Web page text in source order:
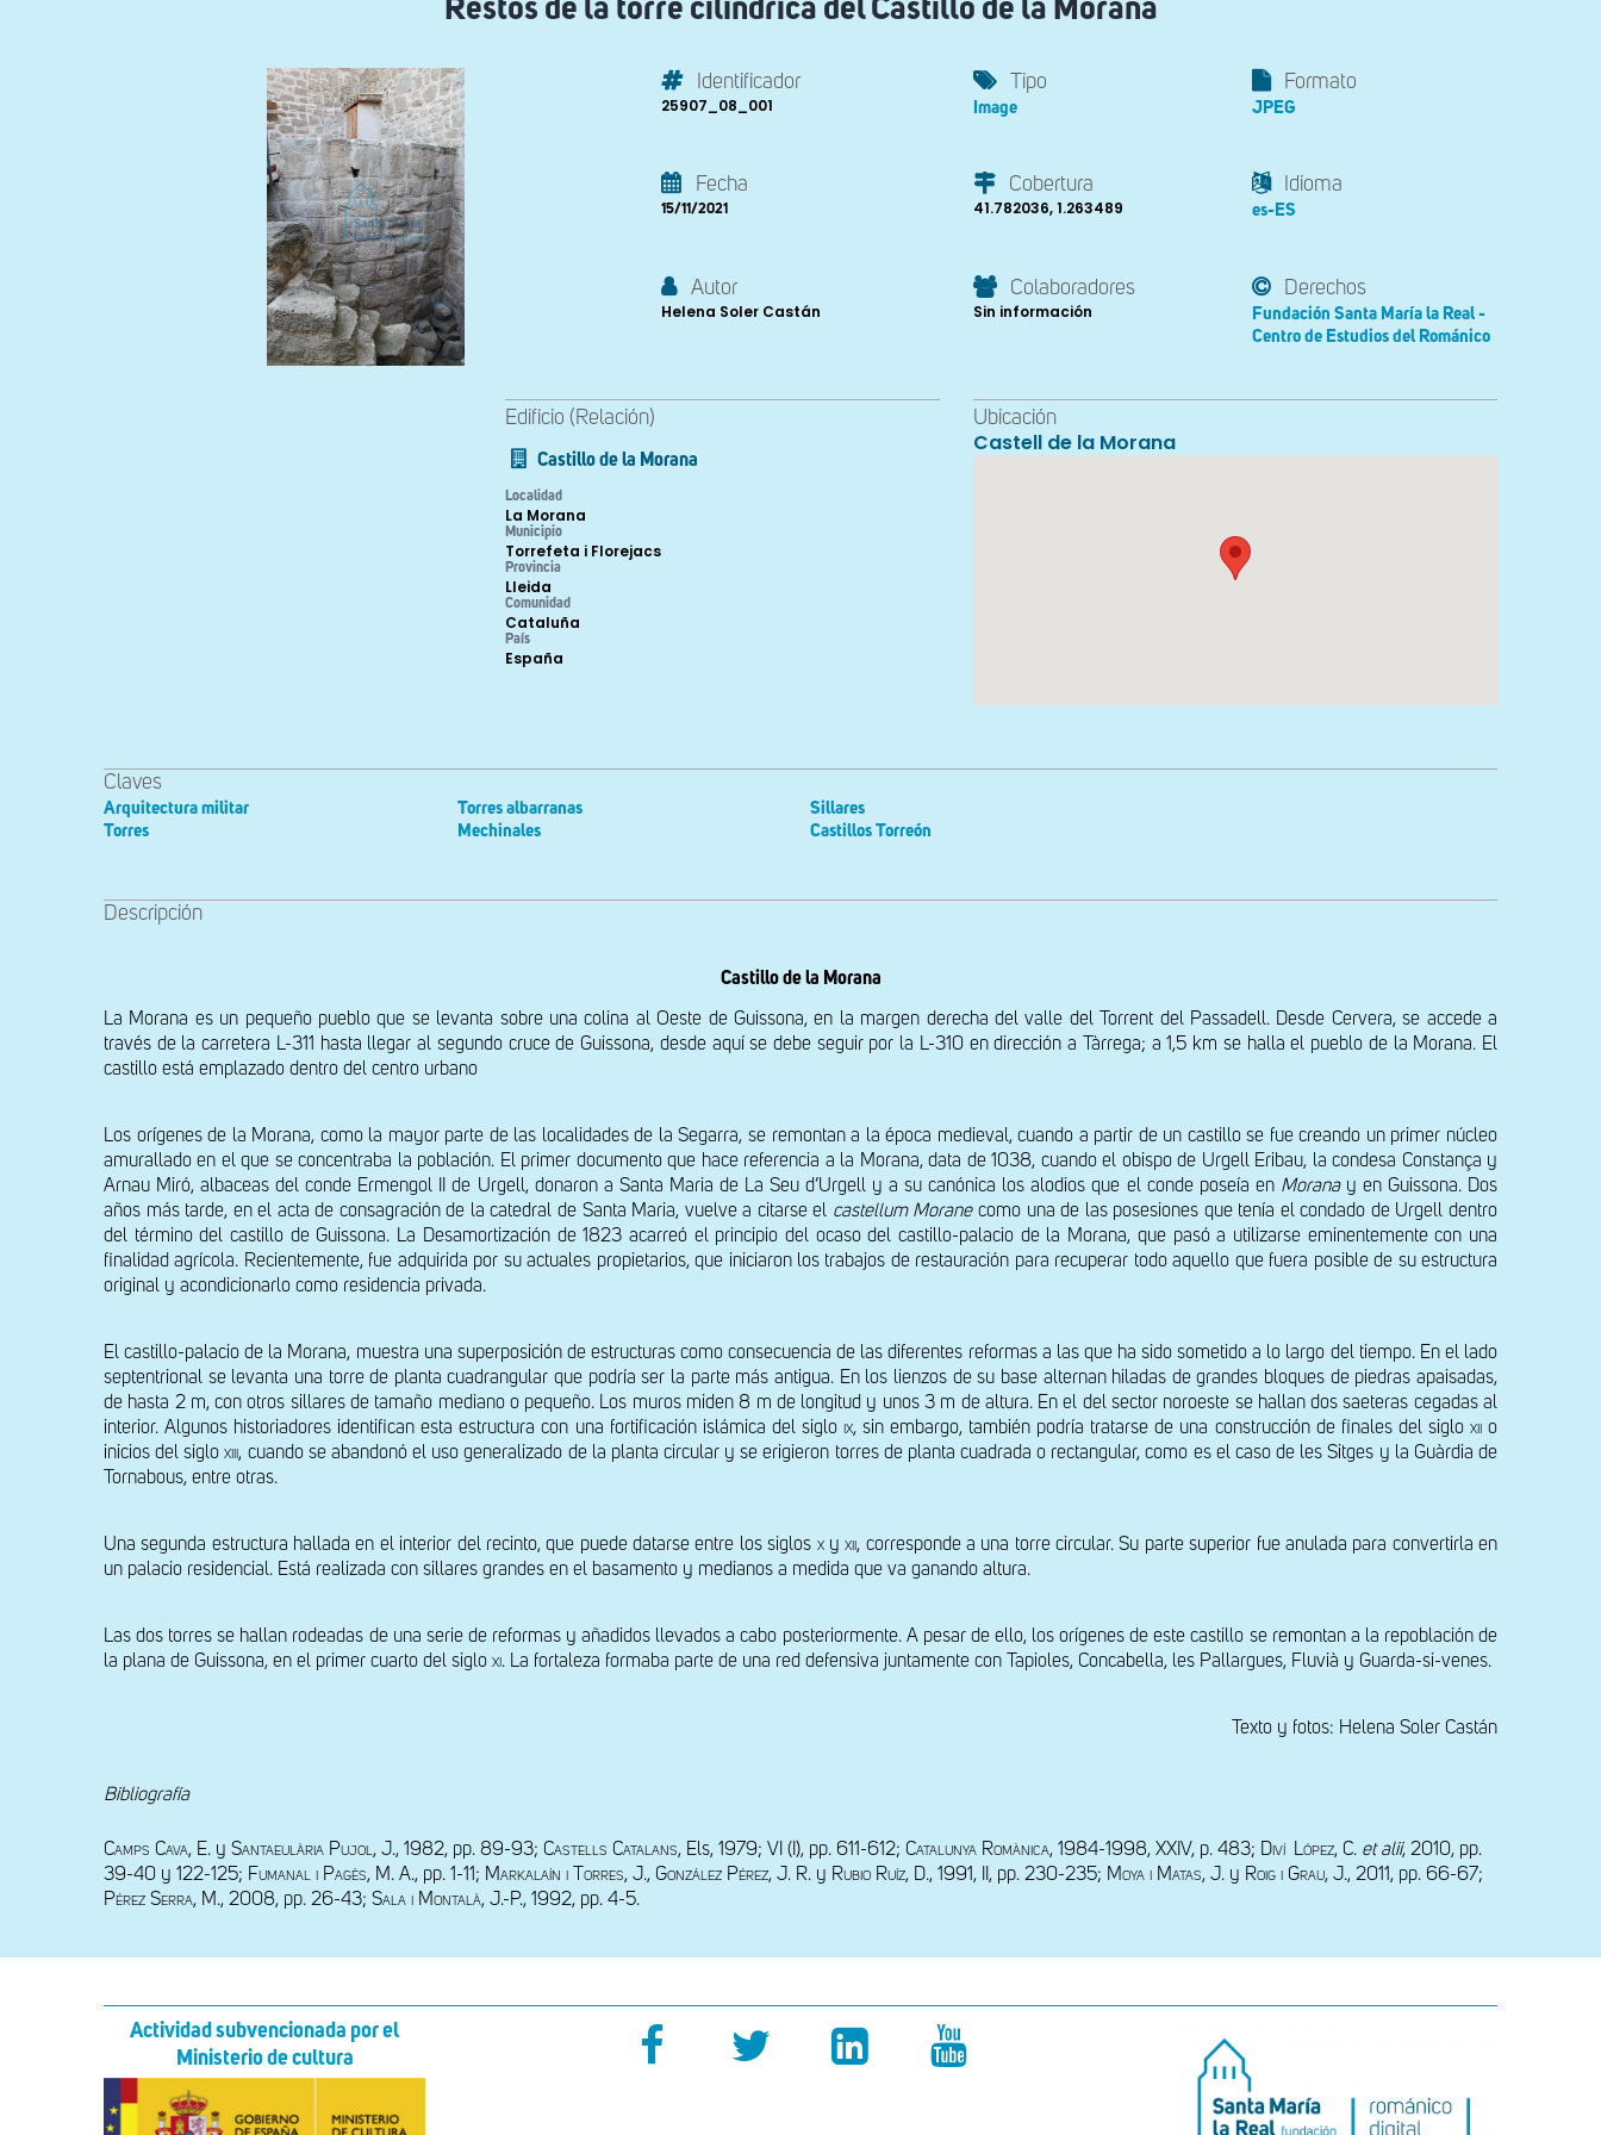
Restos de la torre cilíndrica del Castillo de la Morana
Identificador
25907_08_001
Tipo
Image
Formato
JPEG
Fecha
15/11/2021
Cobertura
41.782036, 1.263489
Idioma
es-ES
Autor
Helena Soler Castán
Colaboradores
Sin información
Derechos
Fundación Santa María la Real -
Centro de Estudios del Románico
Edificio (Relación)
Castillo de la Morana
Localidad
La Morana
Municipio
Torrefeta i Florejacs
Provincia
Lleida
Comunidad
Cataluña
País
España
Ubicación
Castell de la Morana
Claves
Arquitectura militar
Torres
Torres albarranas
Mechinales
Sillares
Castillos Torreón
Descripción
Castillo de la Morana
La Morana es un pequeño pueblo que se levanta sobre una colina al Oeste de Guissona, en la margen derecha del valle del Torrent del Passadell. Desde Cervera, se accede a
través de la carretera L-311 hasta llegar al segundo cruce de Guissona, desde aquí se debe seguir por la L-310 en dirección a Tàrrega; a 1,5 km se halla el pueblo de la Morana. El
castillo está emplazado dentro del centro urbano
Los orígenes de la Morana, como la mayor parte de las localidades de la Segarra, se remontan a la época medieval, cuando a partir de un castillo se fue creando un primer núcleo
amurallado en el que se concentraba la población. El primer documento que hace referencia a la Morana, data de 1038, cuando el obispo de Urgell Eribau, la condesa Constança y
Arnau Miró, albaceas del conde Ermengol II de Urgell, donaron a Santa Maria de La Seu d’Urgell y a su canónica los alodios que el conde poseía en Morana y en Guissona. Dos
años más tarde, en el acta de consagración de la catedral de Santa Maria, vuelve a citarse el castellum Morane como una de las posesiones que tenía el condado de Urgell dentro
del término del castillo de Guissona. La Desamortización de 1823 acarreó el principio del ocaso del castillo-palacio de la Morana, que pasó a utilizarse eminentemente con una
finalidad agrícola. Recientemente, fue adquirida por su actuales propietarios, que iniciaron los trabajos de restauración para recuperar todo aquello que fuera posible de su estructura
original y acondicionarlo como residencia privada.
El castillo-palacio de la Morana, muestra una superposición de estructuras como consecuencia de las diferentes reformas a las que ha sido sometido a lo largo del tiempo. En el lado
septentrional se levanta una torre de planta cuadrangular que podría ser la parte más antigua. En los lienzos de su base alternan hiladas de grandes bloques de piedras apaisadas,
de hasta 2 m, con otros sillares de tamaño mediano o pequeño. Los muros miden 8 m de longitud y unos 3 m de altura. En el del sector noroeste se hallan dos saeteras cegadas al
interior. Algunos historiadores identifican esta estructura con una fortificación islámica del siglo ix, sin embargo, también podría tratarse de una construcción de finales del siglo xii o
inicios del siglo xiii, cuando se abandonó el uso generalizado de la planta circular y se erigieron torres de planta cuadrada o rectangular, como es el caso de les Sitges y la Guàrdia de
Tornabous, entre otras.
Una segunda estructura hallada en el interior del recinto, que puede datarse entre los siglos x y xii, corresponde a una torre circular. Su parte superior fue anulada para convertirla en
un palacio residencial. Está realizada con sillares grandes en el basamento y medianos a medida que va ganando altura.
Las dos torres se hallan rodeadas de una serie de reformas y añadidos llevados a cabo posteriormente. A pesar de ello, los orígenes de este castillo se remontan a la repoblación de
la plana de Guissona, en el primer cuarto del siglo xi. La fortaleza formaba parte de una red defensiva juntamente con Tapioles, Concabella, les Pallargues, Fluvià y Guarda-si-venes.
Texto y fotos: Helena Soler Castán
Bibliografía
Camps Cava, E. y Santaeulària Pujol, J., 1982, pp. 89-93; Castells Catalans, Els, 1979; VI (I), pp. 611-612; Catalunya Romànica, 1984-1998, XXIV, p. 483; Diví  López, C. et alii, 2010, pp.
39-40 y 122-125; Fumanal i Pagès, M. A., pp. 1-11; Markalaín i Torres, J., González Pérez, J. R. y Rubio Ruíz, D., 1991, II, pp. 230-235; Moya i Matas, J. y Roig i Grau
Pérez Serra, M., 2008, pp. 26-43; Sala i Montalà, J.-P., 1992, pp. 4-5.
Actividad subvencionada por el
Ministerio de cultura